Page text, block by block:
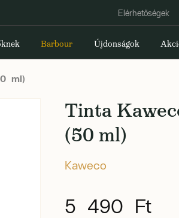
Elérhetőségek
Barbour Újdonságok
ml)
Tinta
(50 ml)
Kaweco
5 490 Ft